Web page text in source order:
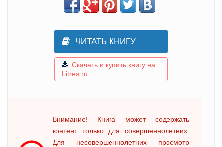
ЧИТАТЬ КНИГУ
Скачать и купить книгу на
Litres.ru
Внимание! Книга может содержать
контент только для совершеннолетних.
Для несовершеннолетних просмотр